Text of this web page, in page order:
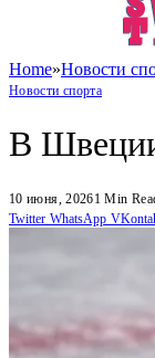
Home»Новости
Новости спорта
В
10 июня, 20261 Min
Twitter WhatsApp